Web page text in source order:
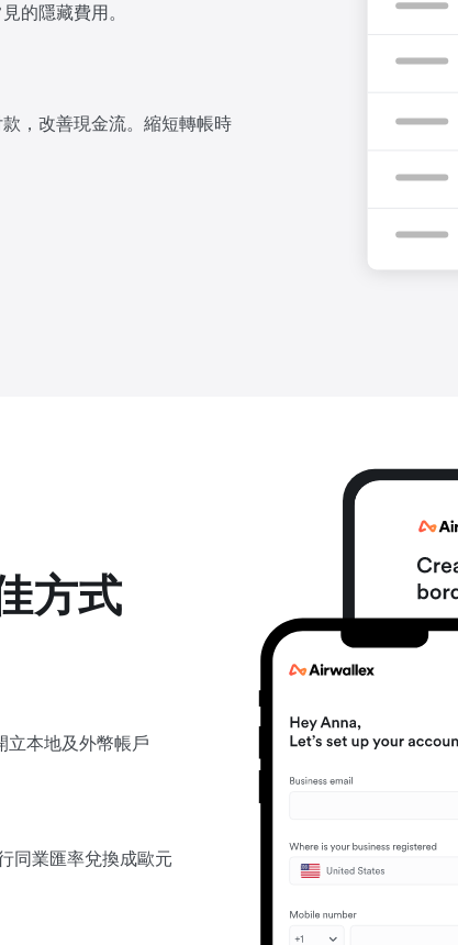
的隱藏費用。
，改善現金流。縮短轉帳時
方式
立本地及外幣帳戶
同業匯率兌換成歐元